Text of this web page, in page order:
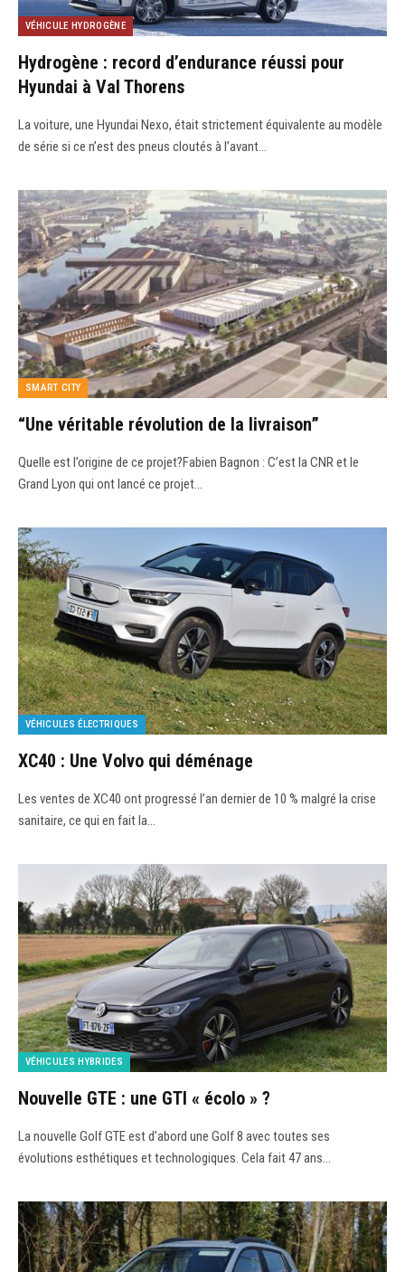
VÉHICULE HYDROGÈNE
Hydrogène : record d’endurance réussi pour
Hyundai à Val Thorens
La voiture, une Hyundai Nexo, était strictement équivalente au modèle
de série si ce n’est des pneus cloutés à l’avant…
SMART CITY
“Une véritable révolution de la livraison”
Quelle est l’origine de ce projet?Fabien Bagnon : C’est la CNR et le
Grand Lyon qui ont lancé ce projet…
VÉHICULES ÉLECTRIQUES
XC40 : Une Volvo qui déménage
Les ventes de XC40 ont progressé l’an dernier de 10 % malgré la crise
sanitaire, ce qui en fait la…
VÉHICULES HYBRIDES
Nouvelle GTE : une GTI « écolo » ?
La nouvelle Golf GTE est d’abord une Golf 8 avec toutes ses
évolutions esthétiques et technologiques. Cela fait 47 ans…